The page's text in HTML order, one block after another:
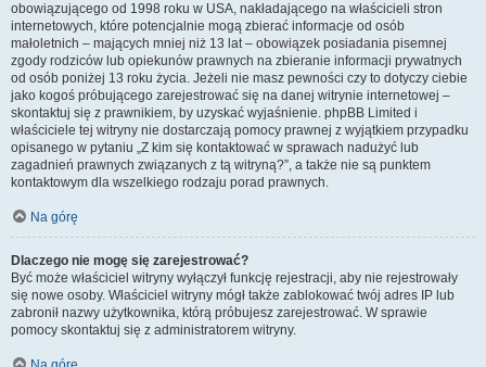
obowiązującego od 1998 roku w USA, nakładającego na właścicieli stron
internetowych, które potencjalnie mogą zbierać informacje od osób
małoletnich – mających mniej niż 13 lat – obowiązek posiadania pisemnej
zgody rodziców lub opiekunów prawnych na zbieranie informacji prywatnych
od osób poniżej 13 roku życia. Jeżeli nie masz pewności czy to dotyczy ciebie
jako kogoś próbującego zarejestrować się na danej witrynie internetowej –
skontaktuj się z prawnikiem, by uzyskać wyjaśnienie. phpBB Limited i
właściciele tej witryny nie dostarczają pomocy prawnej z wyjątkiem przypadku
opisanego w pytaniu „Z kim się kontaktować w sprawach nadużyć lub
zagadnień prawnych związanych z tą witryną?”, a także nie są punktem
kontaktowym dla wszelkiego rodzaju porad prawnych.
Na górę
Dlaczego nie mogę się zarejestrować?
Być może właściciel witryny wyłączył funkcję rejestracji, aby nie rejestrowały
się nowe osoby. Właściciel witryny mógł także zablokować twój adres IP lub
zabronił nazwy użytkownika, którą próbujesz zarejestrować. W sprawie
pomocy skontaktuj się z administratorem witryny.